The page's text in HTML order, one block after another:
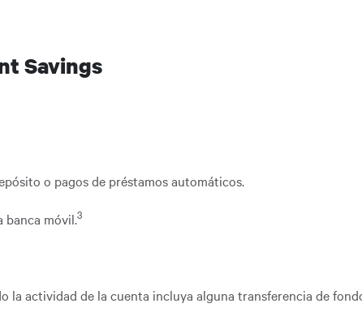
Savings
o pagos de préstamos automáticos.
banca móvil.3
la actividad de la cuenta incluya alguna transferencia de